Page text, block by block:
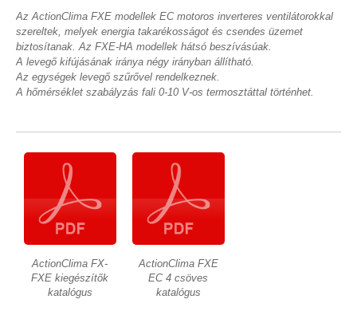
Az ActionClima FXE modellek EC motoros inverteres ventilátorokkal
szereltek, melyek energia takarékosságot és csendes üzemet
biztosítanak. Az FXE-HA modellek hátsó beszívásúak.
A levegő kifújásának iránya négy irányban állítható.
Az egységek levegő szűrővel rendelkeznek.
A hőmérséklet szabályzás fali 0-10 V-os termosztáttal történhet.
ActionClima FX-
FXE kiegészítők
katalógus
ActionClima FXE
EC 4 csöves
katalógus